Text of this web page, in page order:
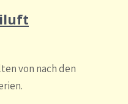
von nach den